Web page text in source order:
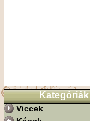
Kategóriák
Viccek